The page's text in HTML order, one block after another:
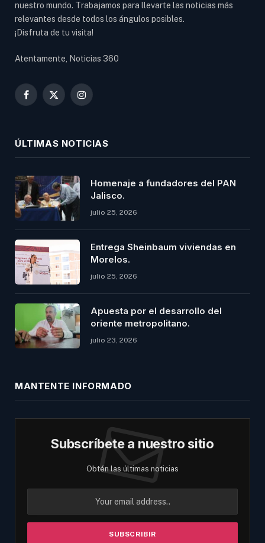
nuestro mundo. Trabajamos para llevarte las noticias más
relevantes desde todos los ángulos posibles.
¡Disfruta de tu visita!
Atentamente, Noticias 360
Facebook
X
Instagram
ÚLTIMAS NOTICIAS
Homenaje a fundadores del PAN
Jalisco.
julio 25, 2026
Entrega Sheinbaum viviendas en
Morelos.
julio 25, 2026
Apuesta por el desarrollo del
oriente metropolitano.
julio 23, 2026
MANTENTE INFORMADO
Subscríbete a nuestro sitio
Obtén las últimas noticias